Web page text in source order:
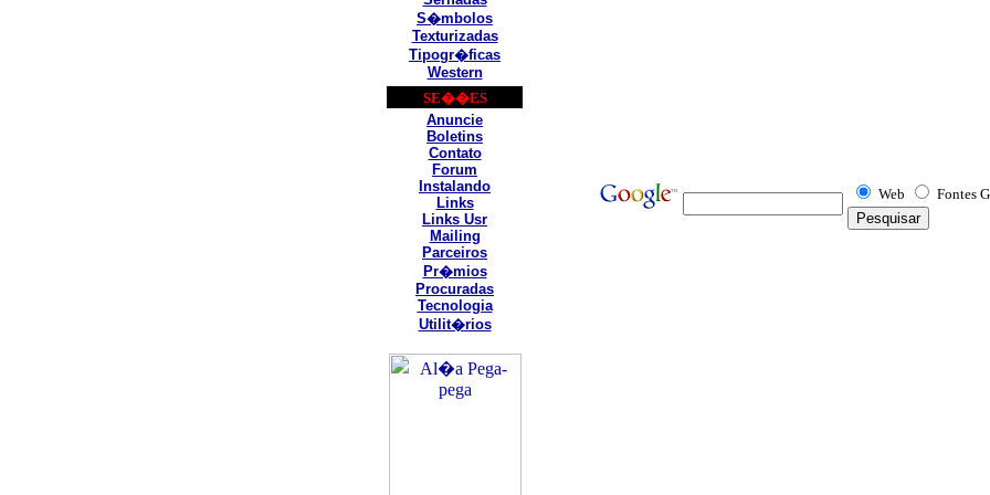
S�mbolos
Texturizadas
Tipogr�ficas
Western
SE��ES
Anuncie
Boletins
Contato
Forum
Instalando
Links
Links Usr
Mailing
Parceiros
Pr�mios
Procuradas
Tecnologia
Utilit�rios
Web Fontes